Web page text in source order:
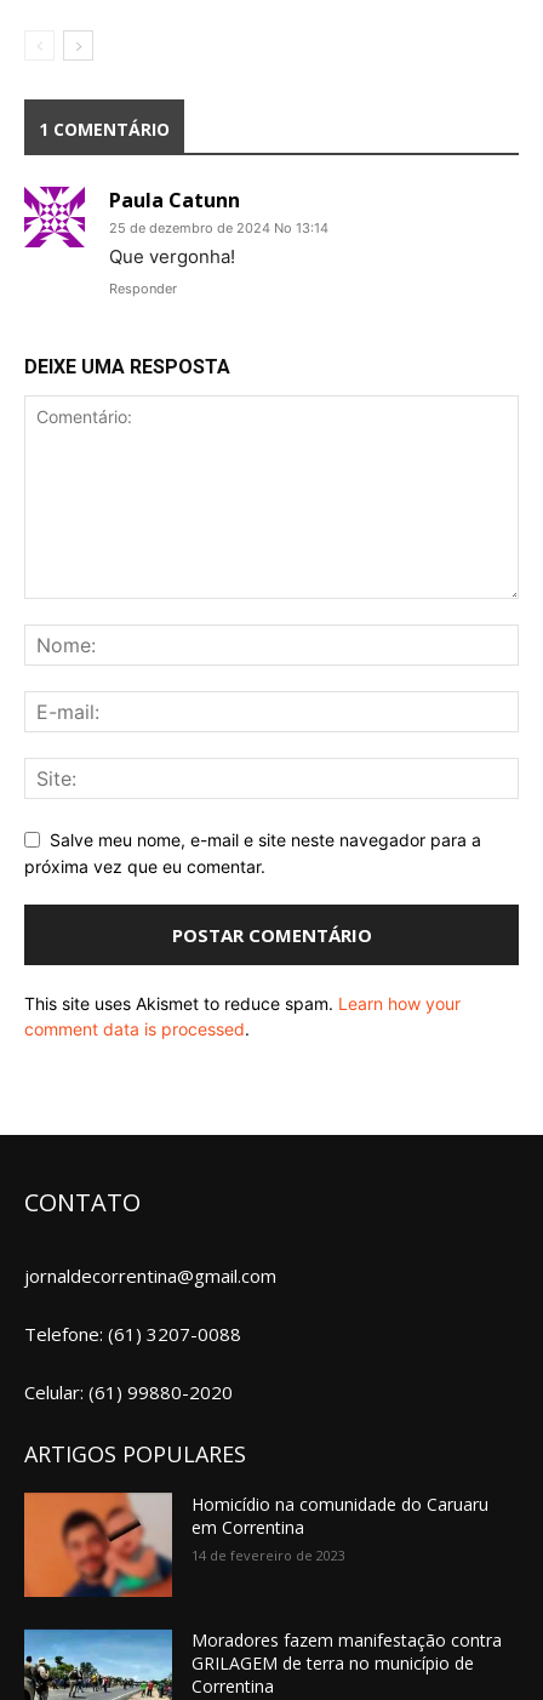
1 COMENTÁRIO
Paula Catunn
25 de dezembro de 2024 No 13:14
Que vergonha!
Responder
DEIXE UMA RESPOSTA
Salve meu nome, e-mail e site neste navegador para a
próxima vez que eu comentar.
This site uses Akismet to reduce spam. Learn how your
comment data is processed.
CONTATO
jornaldecorrentina@gmail.com
Telefone: (61) 3207-0088
Celular: (61) 99880-2020
ARTIGOS POPULARES
Homicídio na comunidade do Caruaru
em Correntina
14 de fevereiro de 2023
Moradores fazem manifestação contra
GRILAGEM de terra no município de
Correntina